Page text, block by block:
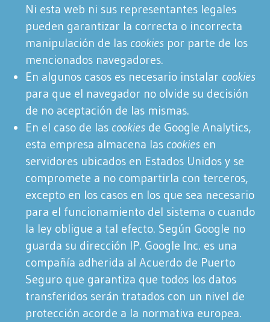
Ni esta web ni sus representantes legales
pueden garantizar la correcta o incorrecta
manipulación de las cookies por parte de los
mencionados navegadores.
En algunos casos es necesario instalar cookies
para que el navegador no olvide su decisión
de no aceptación de las mismas.
En el caso de las cookies de Google Analytics,
esta empresa almacena las cookies en
servidores ubicados en Estados Unidos y se
compromete a no compartirla con terceros,
excepto en los casos en los que sea necesario
para el funcionamiento del sistema o cuando
la ley obligue a tal efecto. Según Google no
guarda su dirección IP. Google Inc. es una
compañía adherida al Acuerdo de Puerto
Seguro que garantiza que todos los datos
transferidos serán tratados con un nivel de
protección acorde a la normativa europea.